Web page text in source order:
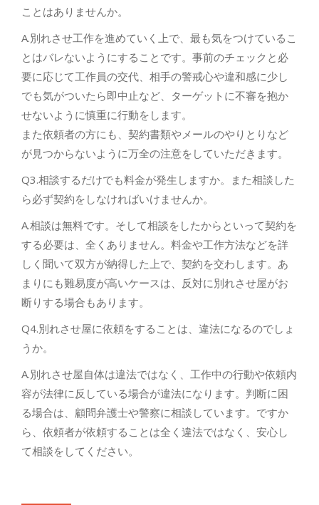
ことはありませんか。
A.別れさせ工作を進めていく上で、最も気をつけているこ
とはバレないようにすることです。事前のチェックと必
要に応じて工作員の交代、相手の警戒心や違和感に少し
でも気がついたら即中止など、ターゲットに不審を抱か
せないように慎重に行動をします。
また依頼者の方にも、契約書類やメールのやりとりなど
が見つからないように万全の注意をしていただきます。
Q3.相談するだけでも料金が発生しますか。また相談した
ら必ず契約をしなければいけませんか。
A.相談は無料です。そして相談をしたからといって契約を
する必要は、全くありません。料金や工作方法などを詳
しく聞いて双方が納得した上で、契約を交わします。あ
まりにも難易度が高いケースは、反対に別れさせ屋がお
断りする場合もあります。
Q4.別れさせ屋に依頼をすることは、違法になるのでしょ
うか。
A.別れさせ屋自体は違法ではなく、工作中の行動や依頼内
容が法律に反している場合が違法になります。判断に困
る場合は、顧問弁護士や警察に相談しています。ですか
ら、依頼者が依頼することは全く違法ではなく、安心し
て相談をしてください。